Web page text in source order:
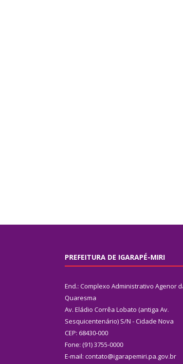
PREFEITURA DE IGARAPÉ-MIRI
End.: Complexo Administrativo Agenor
Quaresma
Av. Eládio Corrêa Lobato (antiga Av.
Sesquicentenário) S/N - Cidade Nova
CEP: 68430-000
Fone: (91) 3755-0000
E-mail: contato@igarapemiri.pa.gov.br